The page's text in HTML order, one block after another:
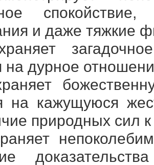
и даже тяжкие
на дурное
на кажущуюся
природных сил